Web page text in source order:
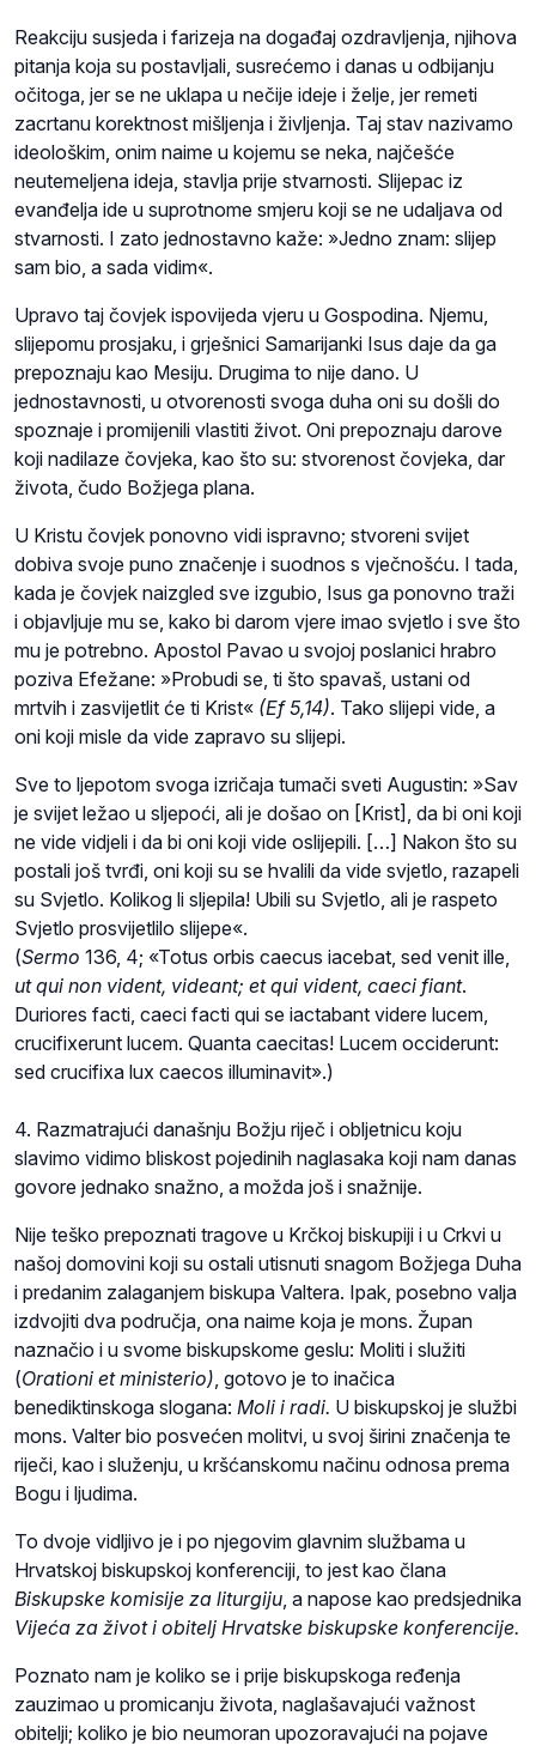
Reakciju susjeda i farizeja na događaj ozdravljenja, njihova
pitanja koja su postavljali, susrećemo i danas u odbijanju
očitoga, jer se ne uklapa u nečije ideje i želje, jer remeti
zacrtanu korektnost mišljenja i življenja. Taj stav nazivamo
ideološkim, onim naime u kojemu se neka, najčešće
neutemeljena ideja, stavlja prije stvarnosti. Slijepac iz
evanđelja ide u suprotnome smjeru koji se ne udaljava od
stvarnosti. I zato jednostavno kaže: »Jedno znam: slijep
sam bio, a sada vidim«.
Upravo taj čovjek ispovijeda vjeru u Gospodina. Njemu,
slijepomu prosjaku, i grješnici Samarijanki Isus daje da ga
prepoznaju kao Mesiju. Drugima to nije dano. U
jednostavnosti, u otvorenosti svoga duha oni su došli do
spoznaje i promijenili vlastiti život. Oni prepoznaju darove
koji nadilaze čovjeka, kao što su: stvorenost čovjeka, dar
života, čudo Božjega plana.
U Kristu čovjek ponovno vidi ispravno; stvoreni svijet
dobiva svoje puno značenje i suodnos s vječnošću. I tada,
kada je čovjek naizgled sve izgubio, Isus ga ponovno traži
i objavljuje mu se, kako bi darom vjere imao svjetlo i sve što
mu je potrebno. Apostol Pavao u svojoj poslanici hrabro
poziva Efežane: »Probudi se, ti što spavaš, ustani od
mrtvih i zasvijetlit će ti Krist« (Ef 5,14). Tako slijepi vide, a
oni koji misle da vide zapravo su slijepi.
Sve to ljepotom svoga izričaja tumači sveti Augustin: »Sav
je svijet ležao u sljepoći, ali je došao on [Krist], da bi oni koji
ne vide vidjeli i da bi oni koji vide oslijepili. […] Nakon što su
postali još tvrđi, oni koji su se hvalili da vide svjetlo, razapeli
su Svjetlo. Kolikog li sljepila! Ubili su Svjetlo, ali je raspeto
Svjetlo prosvijetlilo slijepe«.
(Sermo 136, 4; «Totus orbis caecus iacebat, sed venit ille,
ut qui non vident, videant; et qui vident, caeci fiant.
Duriores facti, caeci facti qui se iactabant videre lucem,
crucifixerunt lucem. Quanta caecitas! Lucem occiderunt:
sed crucifixa lux caecos illuminavit».)
4. Razmatrajući današnju Božju riječ i obljetnicu koju
slavimo vidimo bliskost pojedinih naglasaka koji nam danas
govore jednako snažno, a možda još i snažnije.
Nije teško prepoznati tragove u Krčkoj biskupiji i u Crkvi u
našoj domovini koji su ostali utisnuti snagom Božjega Duha
i predanim zalaganjem biskupa Valtera. Ipak, posebno valja
izdvojiti dva područja, ona naime koja je mons. Župan
naznačio i u svome biskupskome geslu: Moliti i služiti
(Orationi et ministerio) , gotovo je to inačica
benediktinskoga slogana: Moli i radi. U biskupskoj je službi
mons. Valter bio posvećen molitvi, u svoj širini značenja te
riječi, kao i služenju, u kršćanskomu načinu odnosa prema
Bogu i ljudima.
To dvoje vidljivo je i po njegovim glavnim službama u
Hrvatskoj biskupskoj konferenciji, to jest kao člana
Biskupske komisije za liturgiju , a napose kao predsjednika
Vijeća za život i obitelj Hrvatske biskupske konferencije.
Poznato nam je koliko se i prije biskupskoga ređenja
zauzimao u promicanju života, naglašavajući važnost
obitelji; koliko je bio neumoran upozoravajući na pojave